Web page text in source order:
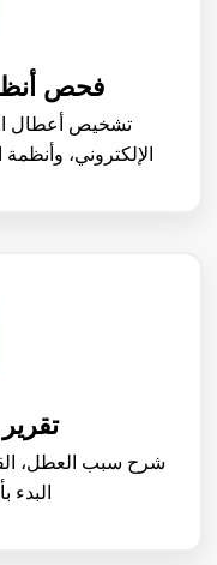
فحص
تشخيص أعطال
الإلكتروني،
شرح سبب العطل،